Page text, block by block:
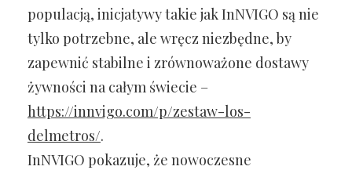
populacją, inicjatywy takie jak InNVIGO są nie
tylko potrzebne, ale wręcz niezbędne, by
zapewnić stabilne i zrównoważone dostawy
żywności na całym świecie –
https://innvigo.com/p/zestaw-los-
delmetros/.
InNVIGO pokazuje, że nowoczesne